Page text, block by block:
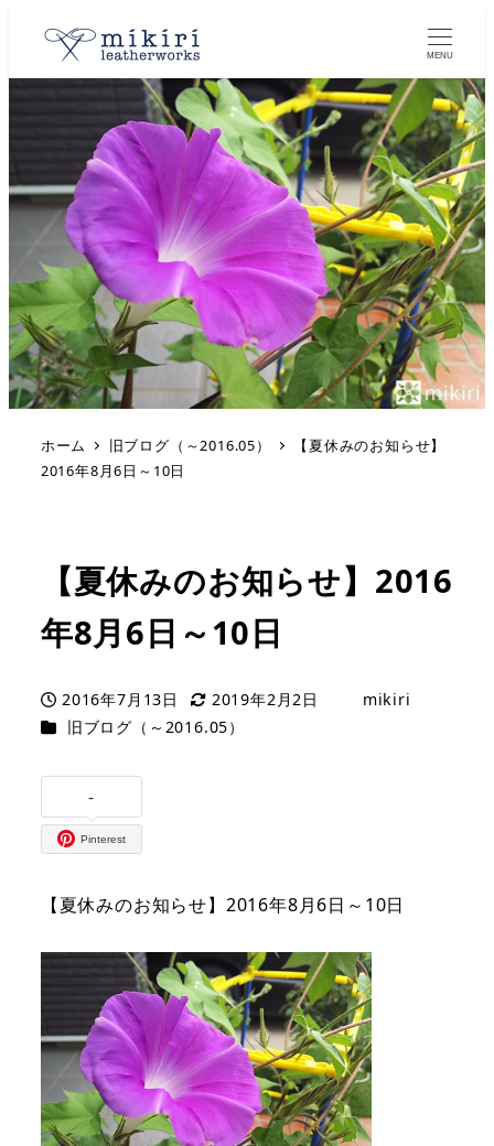
MENU
ホーム 旧ブログ（～2016.05）
【夏休みのお知らせ】
2016年8月6日～10日
【夏休みのお知らせ】2016
年8月6日～10日
投稿日
2016年7月13日
更新日
2019年2月2日
mikiri
カテゴリー
旧ブログ（～2016.05）
-
Pinterest
【夏休みのお知らせ】2016年8月6日～10日